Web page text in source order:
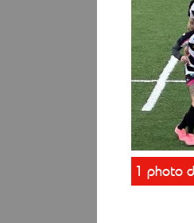
1 photo